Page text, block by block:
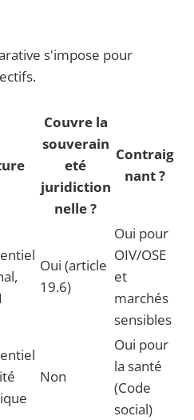
s'impose pour
Couvre la
souverain
eté
juridiction
nelle ?
Contraig
nant ?
Oui (article
19.6)
Oui pour
OIV/OSE
et
marchés
sensibles
Non
Oui pour
la santé
(Code
social)